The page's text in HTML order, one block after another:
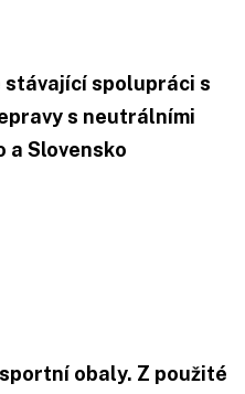
spolupráci s
s neutrálními
a Slovensko
obaly. Z použité